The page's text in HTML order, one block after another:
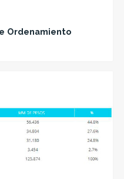
Ordenamiento